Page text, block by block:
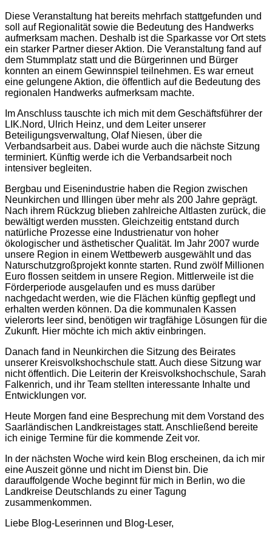
Diese Veranstaltung hat bereits mehrfach stattgefunden und
soll auf Regionalität sowie die Bedeutung des Handwerks
aufmerksam machen. Deshalb ist die Sparkasse vor Ort stets
ein starker Partner dieser Aktion. Die Veranstaltung fand auf
dem Stummplatz statt und die Bürgerinnen und Bürger
konnten an einem Gewinnspiel teilnehmen. Es war erneut
eine gelungene Aktion, die öffentlich auf die Bedeutung des
regionalen Handwerks aufmerksam machte.
Im Anschluss tauschte ich mich mit dem Geschäftsführer der
LIK.Nord, Ulrich Heinz, und dem Leiter unserer
Beteiligungsverwaltung, Olaf Niesen, über die
Verbandsarbeit aus. Dabei wurde auch die nächste Sitzung
terminiert. Künftig werde ich die Verbandsarbeit noch
intensiver begleiten.
Bergbau und Eisenindustrie haben die Region zwischen
Neunkirchen und Illingen über mehr als 200 Jahre geprägt.
Nach ihrem Rückzug blieben zahlreiche Altlasten zurück, die
bewältigt werden mussten. Gleichzeitig entstand durch
natürliche Prozesse eine Industrienatur von hoher
ökologischer und ästhetischer Qualität. Im Jahr 2007 wurde
unsere Region in einem Wettbewerb ausgewählt und das
Naturschutzgroßprojekt konnte starten. Rund zwölf Millionen
Euro flossen seitdem in unsere Region. Mittlerweile ist die
Förderperiode ausgelaufen und es muss darüber
nachgedacht werden, wie die Flächen künftig gepflegt und
erhalten werden können. Da die kommunalen Kassen
vielerorts leer sind, benötigen wir tragfähige Lösungen für die
Zukunft. Hier möchte ich mich aktiv einbringen.
Danach fand in Neunkirchen die Sitzung des Beirates
unserer Kreisvolkshochschule statt. Auch diese Sitzung war
nicht öffentlich. Die Leiterin der Kreisvolkshochschule, Sarah
Falkenrich, und ihr Team stellten interessante Inhalte und
Entwicklungen vor.
Heute Morgen fand eine Besprechung mit dem Vorstand des
Saarländischen Landkreistages statt. Anschließend bereite
ich einige Termine für die kommende Zeit vor.
In der nächsten Woche wird kein Blog erscheinen, da ich mir
eine Auszeit gönne und nicht im Dienst bin. Die
darauffolgende Woche beginnt für mich in Berlin, wo die
Landkreise Deutschlands zu einer Tagung
zusammenkommen.
Liebe Blog-Leserinnen und Blog-Leser,